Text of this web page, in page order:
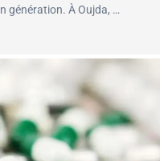
génération. À Oujda, …